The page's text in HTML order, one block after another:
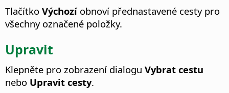
Tlačítko Výchozíobnoví přednastavené cesty pro
všechny označené položky.
Upravit
Klepněte pro zobrazení dialogu Vybrat cestu
nebo Upravit cesty.